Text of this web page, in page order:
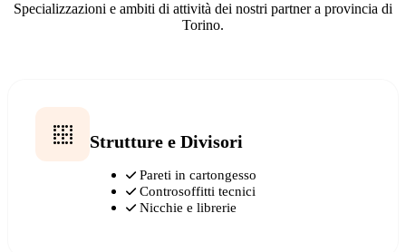
Specializzazioni e ambiti di attività dei nostri partner a provincia di
Torino.
Strutture e Divisori
Pareti in cartongesso
Controsoffitti tecnici
Nicchie e librerie